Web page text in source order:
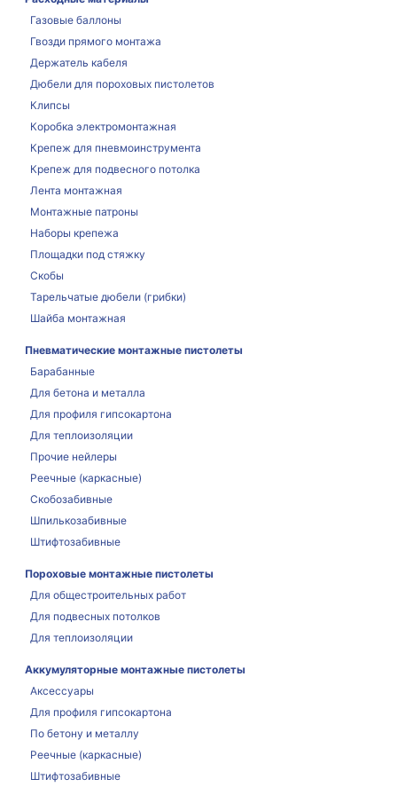
Газовые баллоны
Гвозди прямого монтажа
Держатель кабеля
Дюбели для пороховых пистолетов
Клипсы
Коробка электромонтажная
Крепеж для пневмоинструмента
Крепеж для подвесного потолка
Лента монтажная
Монтажные патроны
Наборы крепежа
Площадки под стяжку
Скобы
Тарельчатые дюбели (грибки)
Шайба монтажная
Пневматические монтажные пистолеты
Барабанные
Для бетона и металла
Для профиля гипсокартона
Для теплоизоляции
Прочие нейлеры
Реечные (каркасные)
Скобозабивные
Шпилькозабивные
Штифтозабивные
Пороховые монтажные пистолеты
Для общестроительных работ
Для подвесных потолков
Для теплоизоляции
Аккумуляторные монтажные пистолеты
Аксессуары
Для профиля гипсокартона
По бетону и металлу
Реечные (каркасные)
Штифтозабивные